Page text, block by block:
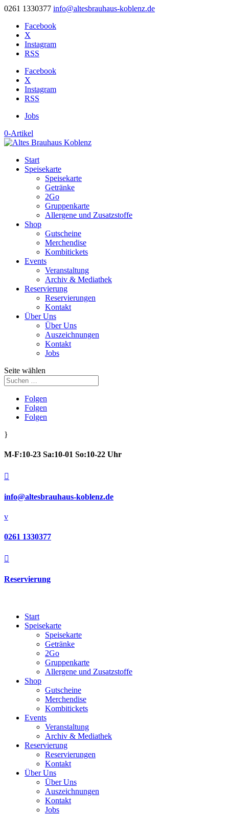
0261 1330377 info@altesbrauhaus-koblenz.de
Facebook
X
Instagram
RSS
Facebook
X
Instagram
RSS
Jobs
0-Artikel
Start
Speisekarte
Speisekarte
Getränke
2Go
Gruppenkarte
Allergene und Zusatzstoffe
Shop
Gutscheine
Merchendise
Kombitickets
Events
Veranstaltung
Archiv & Mediathek
Reservierung
Reservierungen
Kontakt
Über Uns
Über Uns
Auszeichnungen
Kontakt
Jobs
Seite wählen
Folgen
Folgen
Folgen
}
M-F:10-23 Sa:10-01 So:10-22 Uhr

info@altesbrauhaus-koblenz.de
v
0261 1330377

Reservierung
Start
Speisekarte
Speisekarte
Getränke
2Go
Gruppenkarte
Allergene und Zusatzstoffe
Shop
Gutscheine
Merchendise
Kombitickets
Events
Veranstaltung
Archiv & Mediathek
Reservierung
Reservierungen
Kontakt
Über Uns
Über Uns
Auszeichnungen
Kontakt
Jobs